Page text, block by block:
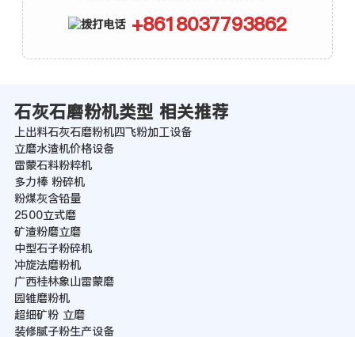
+8618037793862
石灰石磨粉机类型 相关推荐
上出料石灰石磨粉机四飞粉加工设备
立磨水渣机价格设备
雷蒙石料粉粹机
多力棒 粉碎机
粉煤灰含铅量
2500立式磨
矿渣粉磨立磨
中型石子粉碎机
冲旋法磨粉机
广西桂林象山雷蒙磨
园锥磨粉机
超细矿粉 立磨
装修腻子粉生产设备